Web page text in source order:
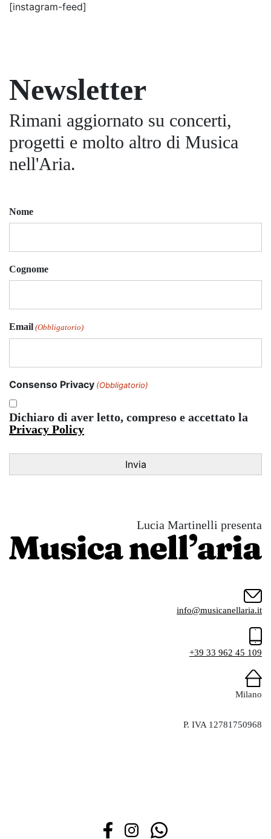
[instagram-feed]
Newsletter
Rimani aggiornato su concerti,
progetti e molto altro di Musica
nell'Aria.
Nome
Cognome
Email (Obbligatorio)
Consenso Privacy (Obbligatorio)
Dichiaro di aver letto, compreso e accettato la
Privacy Policy
Lucia Martinelli presenta
info@musicanellaria.it
+39 33 962 45 109
Milano
P. IVA 12781750968